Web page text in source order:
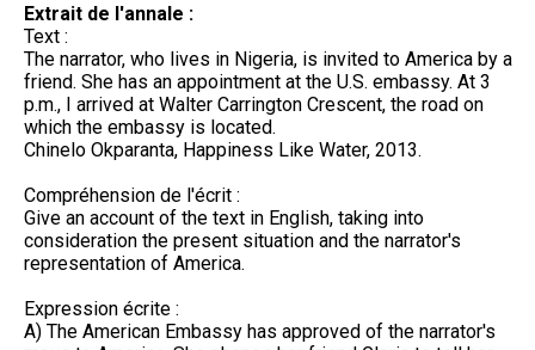
Extrait de l'annale :
Text :
The narrator, who lives in Nigeria, is invited to America by a
friend. She has an appointment at the U.S. embassy. At 3
p.m., I arrived at Walter Carrington Crescent, the road on
which the embassy is located.
Chinelo Okparanta, Happiness Like Water, 2013.
Compréhension de l'écrit :
Give an account of the text in English, taking into
consideration the present situation and the narrator's
representation of America.
Expression écrite :
A) The American Embassy has approved of the narrator's